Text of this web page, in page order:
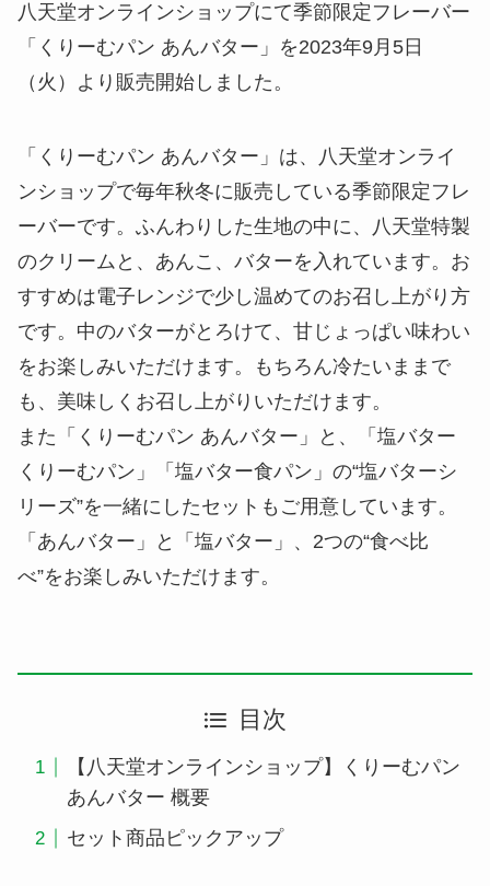
八天堂オンラインショップにて季節限定フレーバー
「くりーむパン あんバター」を2023年9月5日
（火）より販売開始しました。
「くりーむパン あんバター」は、八天堂オンライ
ンショップで毎年秋冬に販売している季節限定フレ
ーバーです。ふんわりした生地の中に、八天堂特製
のクリームと、あんこ、バターを入れています。お
すすめは電子レンジで少し温めてのお召し上がり方
です。中のバターがとろけて、甘じょっぱい味わい
をお楽しみいただけます。もちろん冷たいままで
も、美味しくお召し上がりいただけます。
また「くりーむパン あんバター」と、「塩バター
くりーむパン」「塩バター食パン」の“塩バターシ
リーズ”を一緒にしたセットもご用意しています。
「あんバター」と「塩バター」、2つの“食べ比
べ”をお楽しみいただけます。
目次
【八天堂オンラインショップ】くりーむパン
あんバター 概要
セット商品ピックアップ